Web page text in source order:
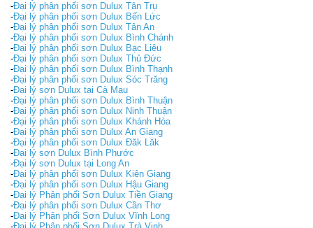
-Đại lý phân phối sơn Dulux Tân Trụ
-Đại lý phân phối sơn Dulux Bến Lức
-Đại lý phân phối sơn Dulux Tân An
-Đại lý phân phối sơn Dulux Bình Chánh
-Đại lý phân phối sơn Dulux Bạc Liêu
-Đại lý phân phối sơn Dulux Thủ Đức
-Đại lý phân phối sơn Dulux Bình Thạnh
-Đại lý phân phối sơn Dulux Sóc Trăng
-Đại lý sơn Dulux tại Cà Mau
-Đại lý phân phối sơn Dulux Bình Thuận
-Đại lý phân phối sơn Dulux Ninh Thuận
-Đại lý phân phối sơn Dulux Khánh Hòa
-Đại lý phân phối sơn Dulux An Giang
-Đại lý phân phối sơn Dulux Đăk Lăk
-Đại lý sơn Dulux Bình Phước
-Đại lý sơn Dulux tại Long An
-Đại lý phân phối sơn Dulux Kiên Giang
-Đại lý phân phối sơn Dulux Hậu Giang
-Đại lý Phân phối Sơn Dulux Tiền Giang
-Đại lý phân phối sơn Dulux Cần Thơ
-Đại lý Phân phối Sơn Dulux Vĩnh Long